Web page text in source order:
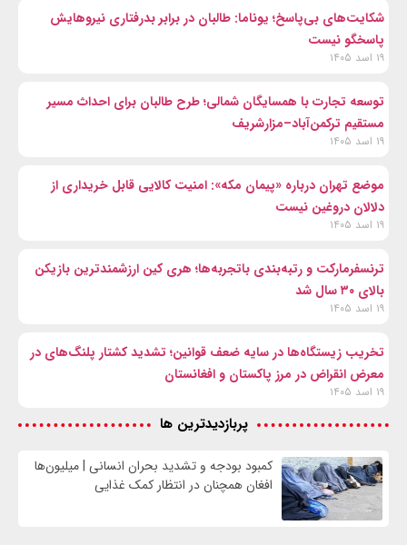
شکایت‌های بی‌پاسخ؛ یوناما: طالبان در برابر بدرفتاری نیروهایش
پاسخگو نیست
۱۹ اسد ۱۴۰۵
توسعه تجارت با همسایگان شمالی؛ طرح طالبان برای احداث مسیر
مستقیم ترکمن‌آباد–مزارشریف
۱۹ اسد ۱۴۰۵
موضع تهران درباره «پیمان مکه»: امنیت کالایی قابل خریداری از
دلالان دروغین نیست
۱۹ اسد ۱۴۰۵
ترنسفرمارکت و رتبه‌بندی باتجربه‌ها؛ هری کین ارزشمندترین بازیکن
بالای ۳۰ سال شد
۱۹ اسد ۱۴۰۵
تخریب زیستگاه‌ها در سایه ضعف قوانین؛ تشدید کشتار پلنگ‌های در
معرض انقراض در مرز پاکستان و افغانستان
۱۹ اسد ۱۴۰۵
پربازدیدترین ها
کمبود بودجه و تشدید بحران انسانی | میلیون‌ها
افغان همچنان در انتظار کمک غذایی